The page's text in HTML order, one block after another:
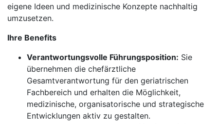
eigene Ideen und medizinische Konzepte nachhaltig
umzusetzen.
Ihre Benefits
Verantwortungsvolle Führungsposition: Sie
übernehmen die chefärztliche
Gesamtverantwortung für den geriatrischen
Fachbereich und erhalten die Möglichkeit,
medizinische, organisatorische und strategische
Entwicklungen aktiv zu gestalten.